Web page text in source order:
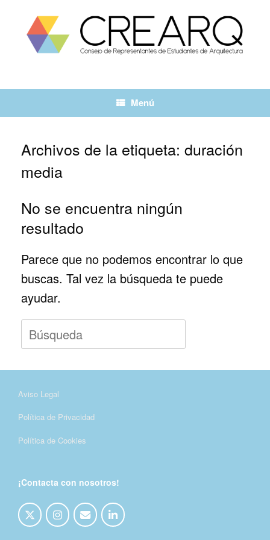
contenido
Menú
Archivos de la etiqueta: duración
media
No se encuentra ningún
resultado
Parece que no podemos encontrar lo que
buscas. Tal vez la búsqueda te puede
ayudar.
Buscar:
Aviso Legal
Política de Privacidad
Política de Cookies
¡Contacta con nosotros!